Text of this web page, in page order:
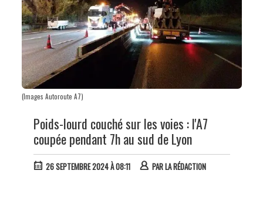
(Images Autoroute A7)
Poids-lourd couché sur les voies : l'A7
coupée pendant 7h au sud de Lyon
26 SEPTEMBRE 2024 À 08:11 PARLA RÉDACTION